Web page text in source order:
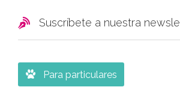
 Suscríbete a nuestra
 Para particulares